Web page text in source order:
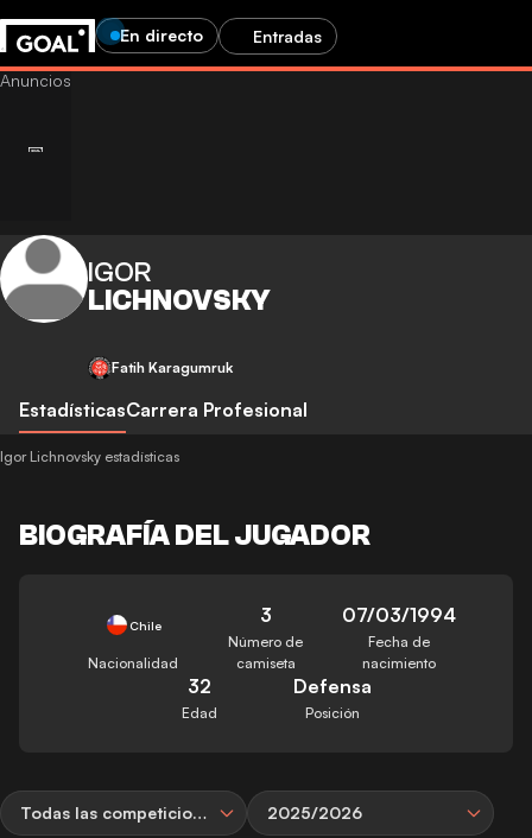
En directo Entradas
IGOR
LICHNOVSKY
Fatih Karagumruk
EstadísticasCarrera Profesional
Igor Lichnovsky estadísticas
BIOGRAFÍA DEL JUGADOR
Chile
Nacionalidad
3
Número de
camiseta
07/03/1994
Fecha de
nacimiento
32
Edad
Defensa
Posición
Todas las competiciones 2025/2026